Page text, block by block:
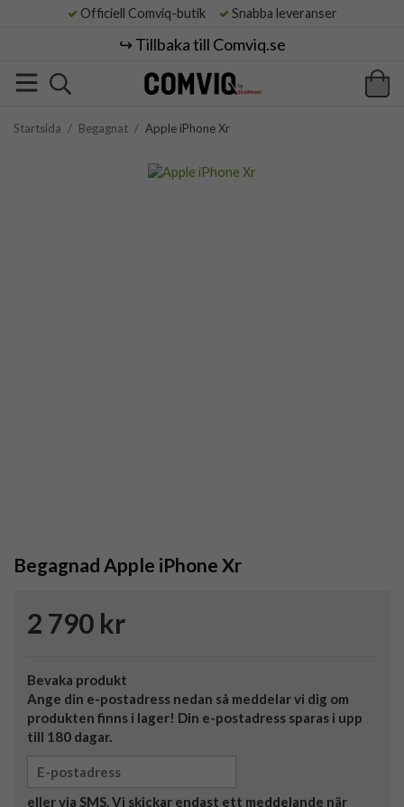
Officiell Comviq-butik Snabba leveranser
↪️ Tillbaka till Comviq.se
Startsida / Begagnat / Apple iPhone Xr
Begagnad Apple iPhone Xr
2 790 kr
Bevaka produkt
Ange din e-postadress nedan så meddelar vi dig om
produkten finns i lager! Din e-postadress sparas i upp
till 180 dagar.
eller via SMS. Vi skickar endast ett meddelande när